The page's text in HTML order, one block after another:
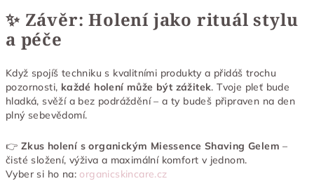
✨ Závěr: Holení jako rituál stylu
a péče
Když spojíš techniku s kvalitními produkty a přidáš trochu
pozornosti, každé holení může být zážitek. Tvoje pleť bude
hladká, svěží a bez podráždění – a ty budeš připraven na den
plný sebevědomí.
👉 Zkus holení s organickým Miessence Shaving Gelem –
čisté složení, výživa a maximální komfort v jednom.
Vyber si ho na: organicskincare.cz